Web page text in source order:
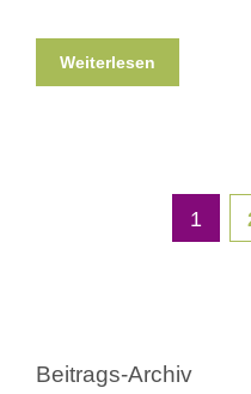
Weiterlesen
1
Beitrags-Archiv